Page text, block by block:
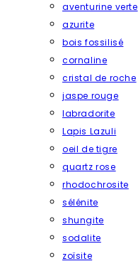
aventurine verte
azurite
bois fossilisé
cornaline
cristal de roche
jaspe rouge
labradorite
Lapis Lazuli
oeil de tigre
quartz rose
rhodochrosite
sélénite
shungite
sodalite
zoïsite